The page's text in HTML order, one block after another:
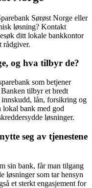
Sørøst Norge eller
løsning? Kontakt
ditt lokale bankkontor
rådgiver.
og hva tilbyr de?
som betjener
tilbyr et bredt
innskudd, lån, forsikring og
lokal bank med god
løsninger.
seg av tjenestene
sin bank, får man tilgang
løsninger som tar hensyn
et sterkt engasjement for